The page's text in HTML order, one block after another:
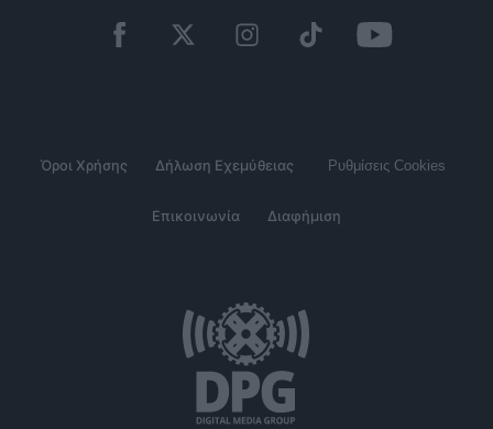
Όροι Χρήσης Δήλωση Εχεμύθειας Ρυθμίσεις Cookies
Επικοινωνία Διαφήμιση